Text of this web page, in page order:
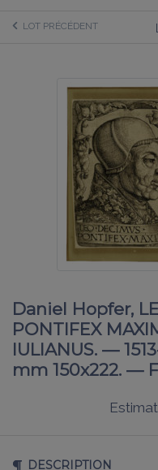
LOT PRÉCÉDENT
Daniel Hopfer,
PONTIFEX
IULIANUS. —
mm 150x222. —
DESCRIPTION